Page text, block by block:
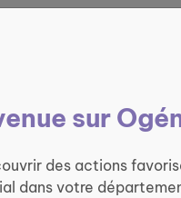
sur
des actions
dans votre
des cookies